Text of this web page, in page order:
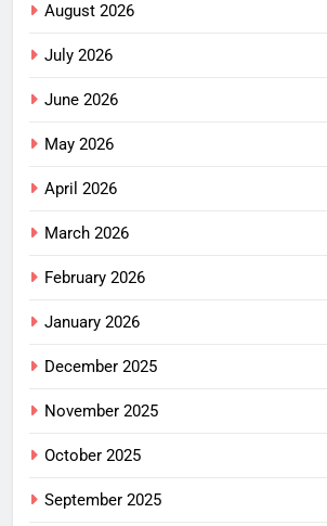
August 2026
July 2026
June 2026
May 2026
April 2026
March 2026
February 2026
January 2026
December 2025
November 2025
October 2025
September 2025